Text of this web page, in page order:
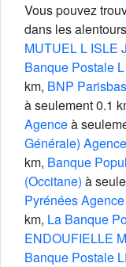
Vous pouvez
dans les
MUTUEL L ISLE
Banque Postale
km, BNP
à seulement 0.1
Agenceà
Générale)
km, Banque
(Occitane) à
Pyrénées
km, La Banque
ENDOUFIELLE
Banque Postale